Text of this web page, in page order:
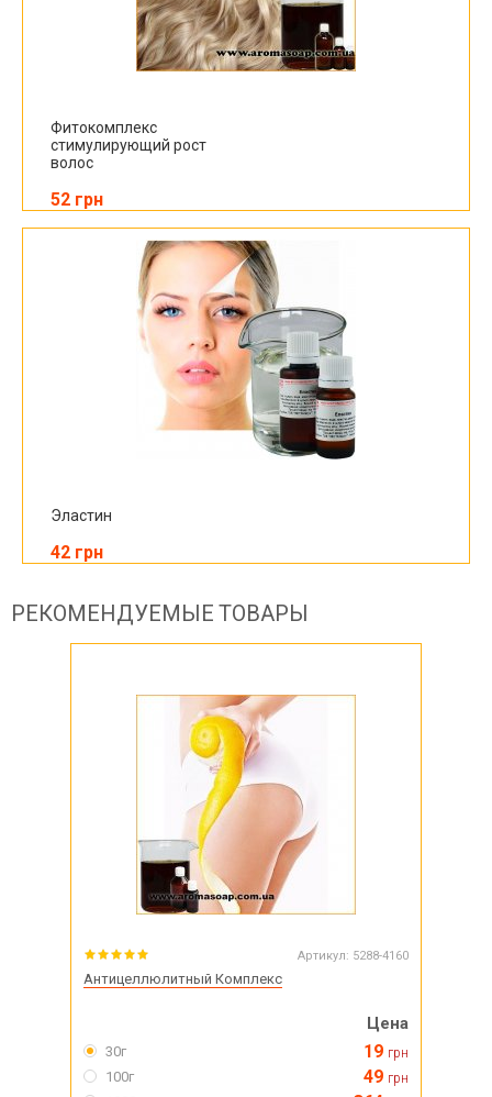
Фитокомплекс
стимулирующий рост
волос
52 грн
Эластин
42 грн
РЕКОМЕНДУЕМЫЕ ТОВАРЫ
Артикул: 5288-4160
Антицеллюлитный Комплекс
Цена
30г 19 грн
100г 49 грн